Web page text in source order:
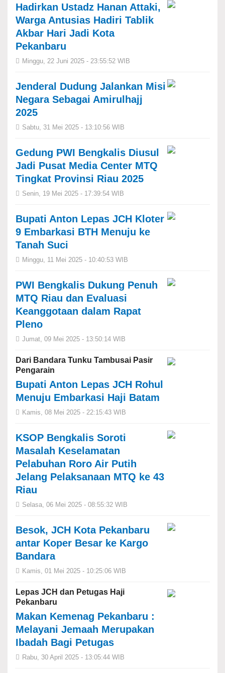
Hadirkan Ustadz Hanan Attaki,
Warga Antusias Hadiri Tablik
Akbar Hari Jadi Kota
Pekanbaru
Minggu, 22 Juni 2025 - 23:55:52 WIB
Jenderal Dudung Jalankan Misi
Negara Sebagai Amirulhajj
2025
Sabtu, 31 Mei 2025 - 13:10:56 WIB
Gedung PWI Bengkalis Diusul
Jadi Pusat Media Center MTQ
Tingkat Provinsi Riau 2025
Senin, 19 Mei 2025 - 17:39:54 WIB
Bupati Anton Lepas JCH Kloter
9 Embarkasi BTH Menuju ke
Tanah Suci
Minggu, 11 Mei 2025 - 10:40:53 WIB
PWI Bengkalis Dukung Penuh
MTQ Riau dan Evaluasi
Keanggotaan dalam Rapat
Pleno
Jumat, 09 Mei 2025 - 13:50:14 WIB
Dari Bandara Tunku Tambusai Pasir
Pengarain
Bupati Anton Lepas JCH Rohul
Menuju Embarkasi Haji Batam
Kamis, 08 Mei 2025 - 22:15:43 WIB
KSOP Bengkalis Soroti
Masalah Keselamatan
Pelabuhan Roro Air Putih
Jelang Pelaksanaan MTQ ke 43
Riau
Selasa, 06 Mei 2025 - 08:55:32 WIB
Besok, JCH Kota Pekanbaru
antar Koper Besar ke Kargo
Bandara
Kamis, 01 Mei 2025 - 10:25:06 WIB
Lepas JCH dan Petugas Haji
Pekanbaru
Makan Kemenag Pekanbaru :
Melayani Jemaah Merupakan
Ibadah Bagi Petugas
Rabu, 30 April 2025 - 13:05:44 WIB